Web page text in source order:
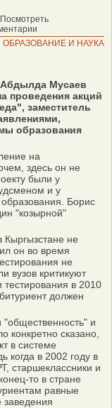
Посмотреть
ОБРАЗОВАНИЕ И НАУКА
Абдылда Мусаев
проведения акций
заместитель
образования
на
здесь он не
были у
и у
Борис
"козырной"
не
он во время
не
вузов критикуют
в 2010
должен
и
конкретно сказано,
в системе
когда в 2002 году в
старшеклассники и
то в стране
равные
заведения